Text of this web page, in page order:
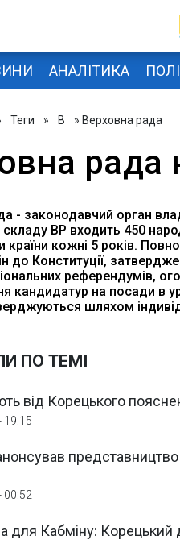
АНАЛІТИКА
Теги » В » Верховна рада
рада
- законодавчий орган
складу ВР входить 450
кожні 5 років.
до Конституції,
референдумів,
кандидатур на посади в
шляхом
ПО ТЕМІ
від Корецького
19:15
00:52
для Кабміну: Корецький